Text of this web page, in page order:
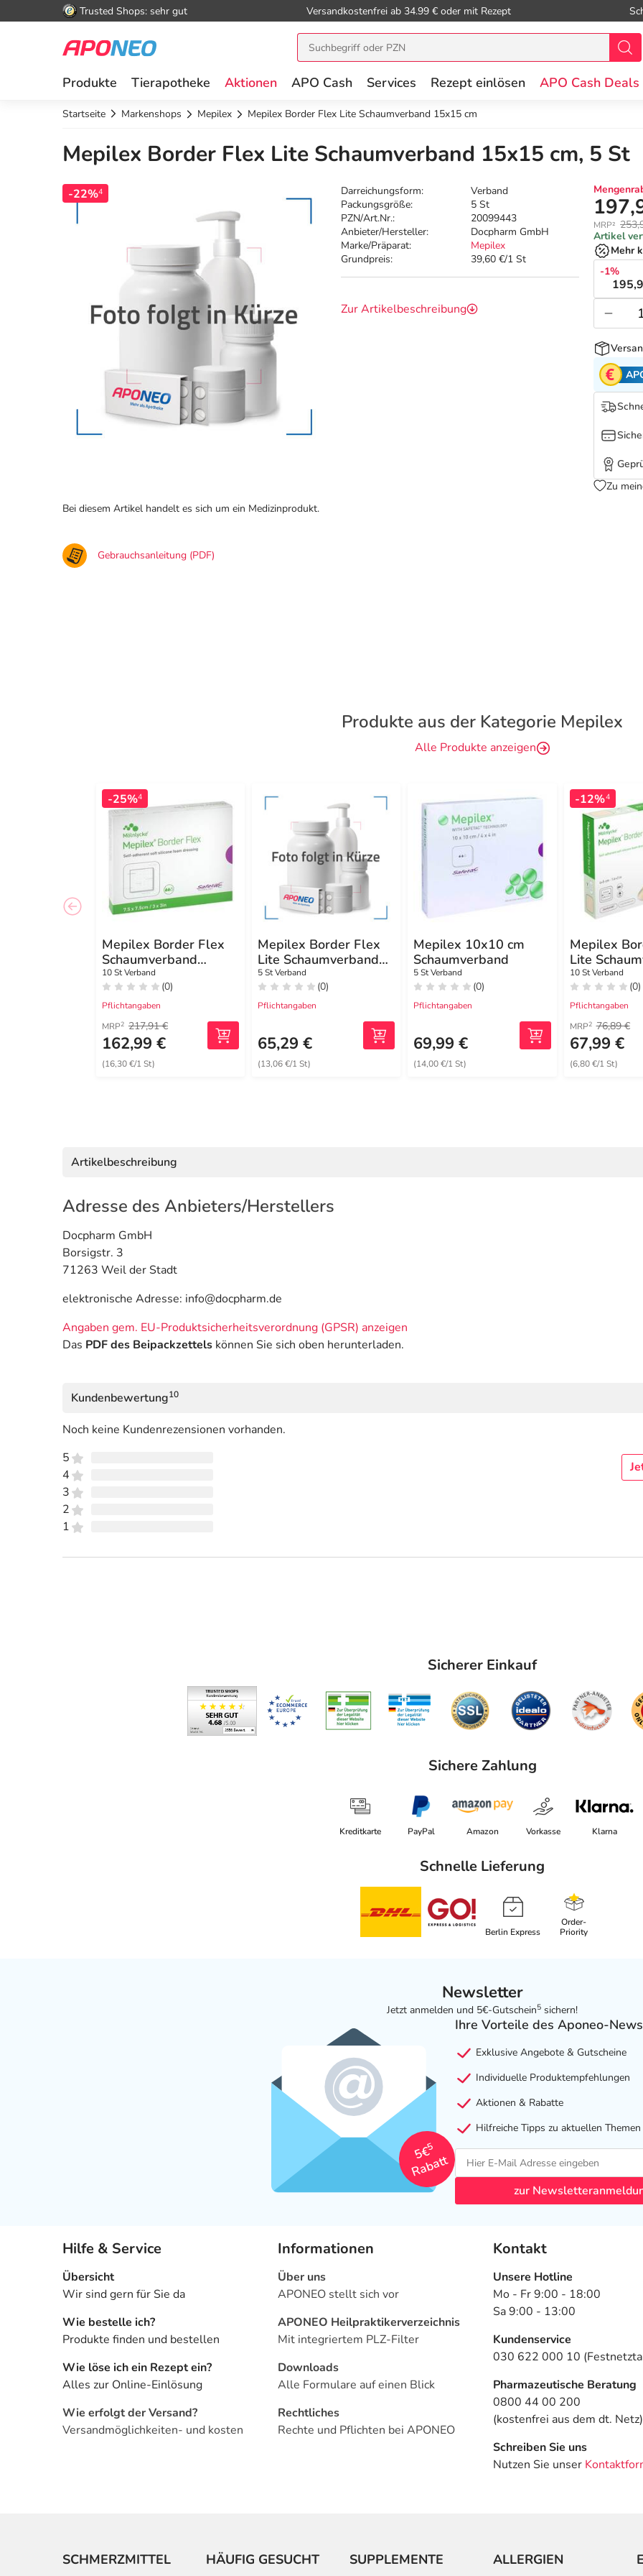
Trusted Shops: sehr gut Versandkostenfrei ab 34.99 € oder mit Rezept
Produkte Tierapotheke Aktionen APO Cash Services Rezept einlösen APO Cash Deals
Startseite Markenshops Mepilex Mepilex Border Flex Lite Schaumverband 15x15 cm
Mepilex Border Flex Lite Schaumverband 15x15 cm, 5 St
-22%4 Darreichungsform:
Verband
Packungsgröße:
5 St
PZN/Art.Nr.:
20099443
Anbieter/Hersteller:
Docpharm GmbH
Marke/Präparat:
Mepilex
Grundpreis:
39,60 €/1 St
Zur Artikelbeschreibung
MRP²
Artikel
Mehr
-1%
Zu
Bei diesem Artikel handelt es sich um ein Medizinprodukt.
Gebrauchsanleitung (PDF)
Produkte aus der Kategorie Mepilex
Alle Produkte anzeigen
-25%4
Mepilex Border Flex
Schaumverband
haftend 7,5x7,5 cm
10 St Verband
(0)
Pflichtangaben
MRP2 217,91 €
162,99 €
(16,30 €/1 St)
Mepilex Border Flex
Lite Schaumverband
5x12,5 cm
5 St Verband
(0)
Pflichtangaben
65,29 €
(13,06 €/1 St)
Mepilex 10x10 cm
Schaumverband
5 St Verband
(0)
Pflichtangaben
69,99 €
(14,00 €/1 St)
-12%4
Mepilex
Lite
4x5 cm
10 St Verband
(0)
Pflichtangaben
MRP2 76,89 €
67,99 €
(6,80 €/1 St)
Artikelbeschreibung
Adresse des Anbieters/Herstellers
Docpharm GmbH
Borsigstr. 3
71263 Weil der Stadt
elektronische Adresse: info@docpharm.de
Angaben gem. EU-Produktsicherheitsverordnung (GPSR) anzeigen
Das PDF des Beipackzettels können Sie sich oben herunterladen.
Kundenbewertung10
Noch keine Kundenrezensionen vorhanden.
5
4
3
2
1
Sicherer Einkauf
Sichere Zahlung
Kreditkarte PayPal Amazon Vorkasse Klarna
Schnelle Lieferung
Berlin Express
Order-
Priority
Newsletter
Jetzt anmelden und 5€-Gutschein5 sichern!
5€
5
Rabatt
Ihre Vorteile des Aponeo-
Exklusive Angebote & Gutscheine
Individuelle Produktempfehlungen
Aktionen & Rabatte
Hilfreiche Tipps zu aktuellen Themen
zur
Hilfe & Service
Übersicht
Wir sind gern für Sie da
Wie bestelle ich?
Produkte finden und bestellen
Wie löse ich ein Rezept ein?
Alles zur Online-Einlösung
Wie erfolgt der Versand?
Versandmöglichkeiten- und kosten
Informationen
Über uns
APONEO stellt sich vor
APONEO Heilpraktikerverzeichnis
Mit integriertem PLZ-Filter
Downloads
Alle Formulare auf einen Blick
Rechtliches
Rechte und Pflichten bei APONEO
Kontakt
Unsere Hotline
Mo - Fr 9:00 - 18:00
Sa 9:00 - 13:00
Kundenservice
030 622 000 10
Pharmazeutische Beratung
0800 44 00 200
(kostenfrei aus dem dt. Netz)
Schreiben Sie uns
Nutzen Sie unser
SCHMERZMITTEL HÄUFIG GESUCHT SUPPLEMENTE ALLERGIEN